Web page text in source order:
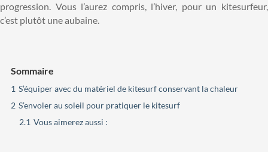
progression. Vous l’aurez compris, l’hiver, pour un kitesurfeur,
c’est plutôt une aubaine.
Sommaire
1 S’équiper avec du matériel de kitesurf conservant la chaleur
2 S’envoler au soleil pour pratiquer le kitesurf
2.1 Vous aimerez aussi :